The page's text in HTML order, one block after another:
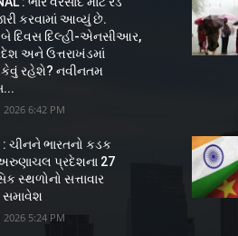
કરવામાં આવ્યું છે.
દિવસ દિલ્હી-એનસીઆર,
અને ઉત્તરાખંડમાં
કેવું રહેશે? નવીનતમ
6:42 PM
: ચીનને ભારતનો કડક
પ્રદેશના 27
સ્થળોનો સત્તાવાર
સમાવેશ
5:24 PM